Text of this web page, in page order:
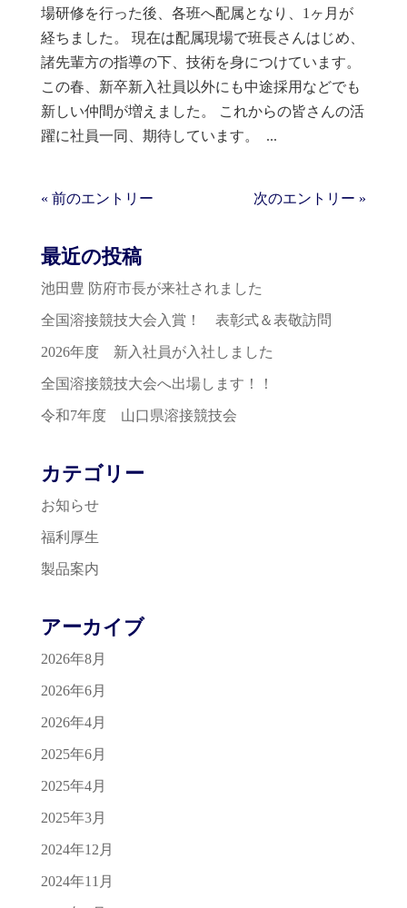
場研修を行った後、各班へ配属となり、1ヶ月が
経ちました。 現在は配属現場で班長さんはじめ、
諸先輩方の指導の下、技術を身につけています。
この春、新卒新入社員以外にも中途採用などでも
新しい仲間が増えました。 これからの皆さんの活
躍に社員一同、期待しています。 ...
« 前のエントリー 次のエントリー »
最近の投稿
池田豊 防府市長が来社されました
全国溶接競技大会入賞！ 表彰式＆表敬訪問
2026年度 新入社員が入社しました
全国溶接競技大会へ出場します！！
令和7年度 山口県溶接競技会
カテゴリー
お知らせ
福利厚生
製品案内
アーカイブ
2026年8月
2026年6月
2026年4月
2025年6月
2025年4月
2025年3月
2024年12月
2024年11月